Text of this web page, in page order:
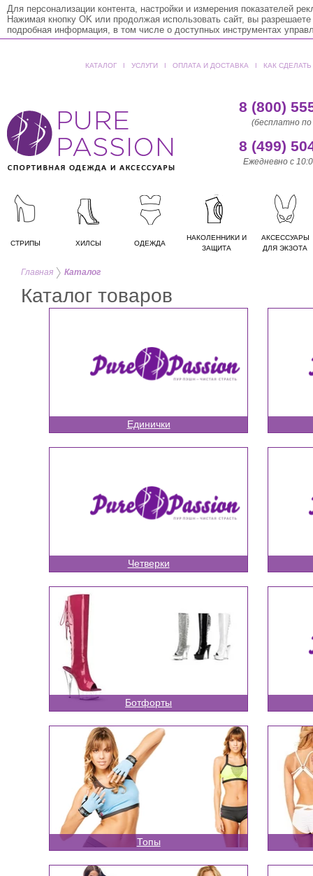
Для персонализации контента, настройки и измерения показателей
Нажимая кнопку OK или продолжая использовать сайт, вы
подробная информация, в том числе о доступных инструментах
КАТАЛОГ ǀ УСЛУГИ ǀ ОПЛАТА И ДОСТАВКА ǀ КАК СДЕЛАТЬ
8 (800)
(бесплатно по
8 (499)
Ежедневно с
СТРИПЫ
ЕДИНИЧКИ
ДВОЙКИ
ХИЛСЫ ОДЕЖДА
НАКОЛЕННИКИ И
ЗАЩИТА
АКСЕССУАРЫ
ДЛЯ ЭКЗОТА
Главная Каталог
Каталог товаров
Единички
Четверки
Ботфорты
Топы